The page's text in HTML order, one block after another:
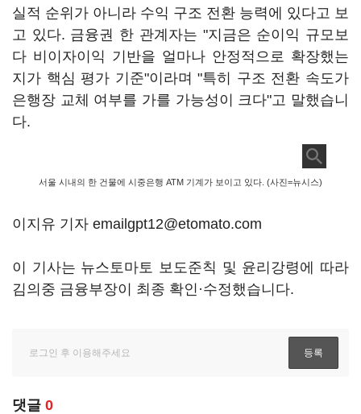
실적 순위가 아니라 수익 구조 전환 능력에 있다고 보
고 있다. 금융권 한 관계자는 "지금은 순이익 규모보
다 비이자이익 기반을 얼마나 안정적으로 확장했는
지가 핵심 평가 기준"이라며 "특히 구조 전환 속도가
은행장 교체 여부를 가를 가능성이 크다"고 말했습니
다.
서울 시내의 한 건물에 시중은행 ATM 기계가 보이고 있다. (사진=뉴시스)
이지유 기자 emailgpt12@etomato.com
이 기사는 뉴스토마토 보도준칙 및 윤리강령에 따라
김의중 금융부장이 최종 확인·수정했습니다.
댓글 0